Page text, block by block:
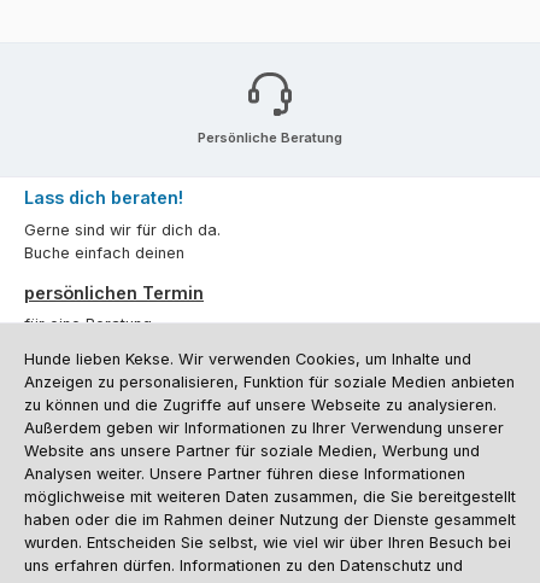
Persönliche Beratung
Lass dich beraten!
Gerne sind wir für dich da.
Buche einfach deinen
persönlichen Termin
für eine Beratung.
Oder über unserKontaktformular.
Vertrag widerrufen
Kundenservice
Informationen
Hunde lieben Kekse. Wir verwenden Cookies, um Inhalte und
Anzeigen zu personalisieren, Funktion für soziale Medien anbieten
zu können und die Zugriffe auf unsere Webseite zu analysieren.
Außerdem geben wir Informationen zu Ihrer Verwendung unserer
Website ans unsere Partner für soziale Medien, Werbung und
Analysen weiter. Unsere Partner führen diese Informationen
möglichweise mit weiteren Daten zusammen, die Sie bereitgestellt
haben oder die im Rahmen deiner Nutzung der Dienste gesammelt
wurden. Entscheiden Sie selbst, wie viel wir über Ihren Besuch bei
uns erfahren dürfen. Informationen zu den Datenschutz und